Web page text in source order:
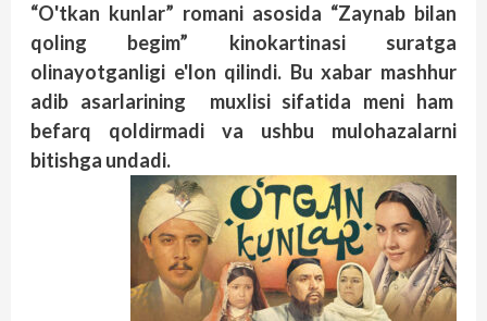
“O'tkan kunlar” romani asosida “Zaynab bilan
qoling begim” kinokartinasi suratga
olinayotganligi e'lon qilindi. Bu xabar mashhur
adib asarlarining muxlisi sifatida meni ham
befarq qoldirmadi va ushbu mulohazalarni
bitishga undadi.